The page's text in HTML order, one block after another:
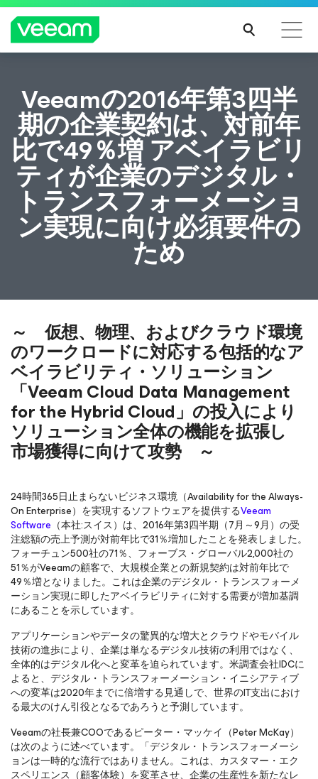
CrowdStrikeのコンテンツ更新によって影響を受け
るお客様向けのVeeamのガイダンス
続き
を読
む
Veeamの2016年第3四半
期の企業契約は、対前年
比で49％増 アベイラビリ
ティが企業のデジタル・
トランスフォーメーショ
ン実現に向け必須要件の
ため
～ 仮想、物理、およびクラウド環境
のワークロードに対応する包括的なア
ベイラビリティ・ソリューション
「Veeam Cloud Data Management
for the Hybrid Cloud」の投入により
ソリューション全体の機能を拡張し
市場獲得に向けて攻勢 ～
24時間365日止まらないビジネス環境（Availability for the Always-
On Enterprise）を実現するソフトウェアを提供するVeeam
Software （本社:スイス）は、2016年第3四半期（7月～9月）の受
注総額の売上予測が対前年比で31％増加したことを発表しました。
フォーチュン500社の71％、フォーブス・グローバル2,000社の
51％がVeeamの顧客で、大規模企業との新規契約は対前年比で
49％増となりました。これは企業のデジタル・トランスフォーメ
ーション実現に即したアベイラビリティに対する需要が増加基調
にあることを示しています。
アプリケーションやデータの驚異的な増大とクラウドやモバイル
技術の進歩により、企業は単なるデジタル技術の利用ではなく、
全体的はデジタル化へと変革を迫られています。米調査会社IDCに
よると、デジタル・トランスフォーメーション・イニシアティブ
への変革は2020年までに倍増する見通しで、世界のIT支出におけ
る最大のけん引役となるであろうと予測しています。
Veeamの社長兼COOであるピーター・マッケイ（Peter McKay）
は次のように述べています。「デジタル・トランスフォーメーシ
ョンは一時的な流行ではありません。これは、カスタマー・エク
スペリエンス（顧客体験）を変革させ、企業の生産性を新たなレ